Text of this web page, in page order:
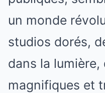
un monde
studios dorés,
dans la
magnifiques et